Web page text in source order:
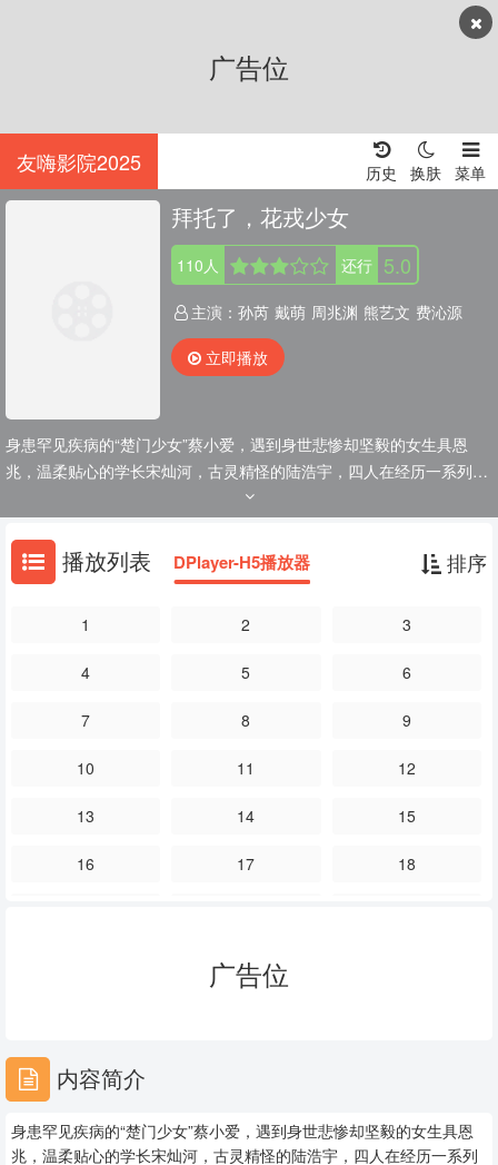
广告位
友嗨影院2025 菜单
换肤
历史
拜托了，花戎少女
110人 还行 5.0
主演：孙芮 戴萌 周兆渊 熊艺文 费沁源
立即播放
身患罕见疾病的“楚门少女”蔡小爱，遇到身世悲惨却坚毅的女生具恩
兆，温柔贴心的学长宋灿河，古灵精怪的陆浩宇，四人在经历一系列的
困难中不断成长，关键时刻一起帮助蔡小爱戳破坏人背后的谎言，更是
在众人的努力下让蔡小爱重获健康，最后四人为了各自的人生闪闪发
光。
播放列表 排序
DPlayer-H5播放器
1 2 3
4 5 6
7 8 9
10 11 12
13 14 15
16 17 18
23
34 35 36
广告位
内容简介
身患罕见疾病的“楚门少女”蔡小爱，遇到身世悲惨却坚毅的女生具恩
兆，温柔贴心的学长宋灿河，古灵精怪的陆浩宇，四人在经历一系列